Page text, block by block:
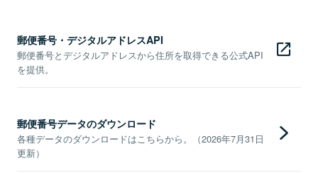
郵便番号・デジタルアドレスAPI
郵便番号とデジタルアドレスから住所を取得できる公式API
を提供。
郵便番号データのダウンロード
各種データのダウンロードはこちらから。（2026年7月31日
更新）